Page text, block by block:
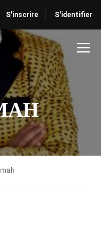
S'inscrire S'identifier